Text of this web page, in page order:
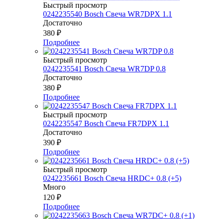
Быстрый просмотр
0242235540 Bosch Свеча WR7DPX 1.1
Достаточно
380 ₽
Подробнее
Быстрый просмотр
0242235541 Bosch Свеча WR7DP 0.8
Достаточно
380 ₽
Подробнее
Быстрый просмотр
0242235547 Bosch Свеча FR7DPX 1.1
Достаточно
390 ₽
Подробнее
Быстрый просмотр
0242235661 Bosch Свеча HRDC+ 0.8 (+5)
Много
120 ₽
Подробнее